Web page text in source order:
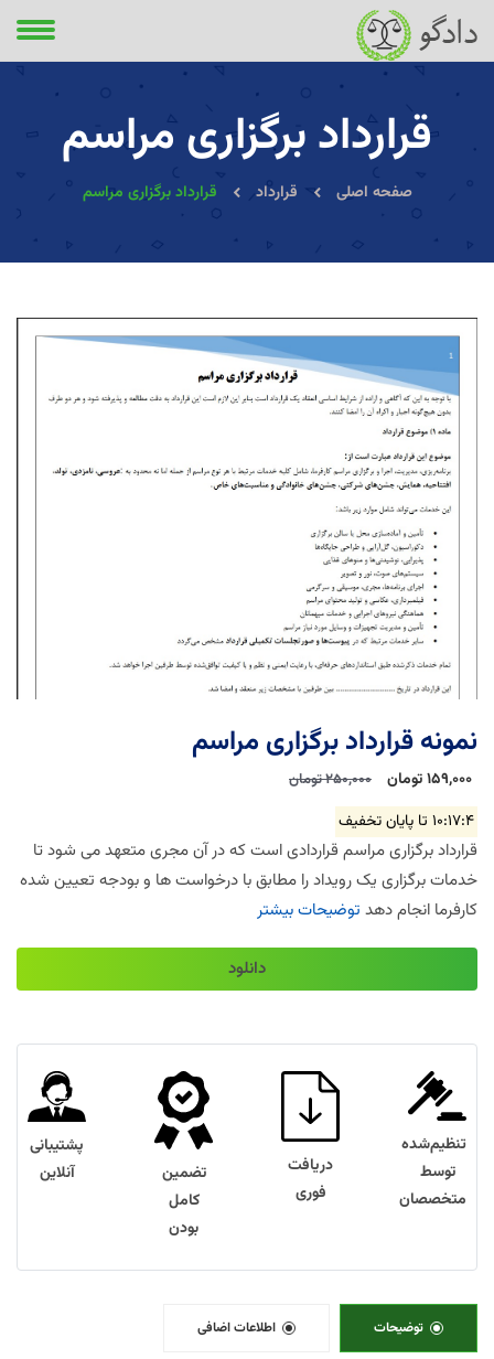
قرارداد برگزاری مراسم
صفحه اصلی قرارداد قرارداد برگزاری مراسم
نمونه قرارداد برگزاری مراسم
159,000 تومان 250,000 تومان
10:17:3 تا پایان تخفیف
قرارداد برگزاری مراسم قراردادی است که در آن مجری متعهد می شود تا
خدمات برگزاری یک رویداد را مطابق با درخواست ها و بودجه تعیین شده
کارفرما انجام دهد توضیحات بیشتر
دانلود
تنظیم‌شده
توسط
متخصصان
دریافت
فوری
تضمین
کامل
بودن
پشتیبانی
آنلاین
توضیحات اطلاعات اضافی